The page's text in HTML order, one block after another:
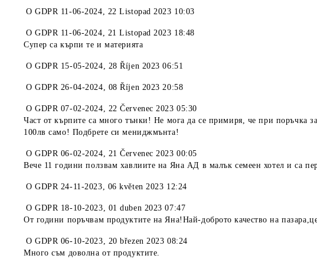
OGDPR 11-06-2024, 22 Listopad 2023 10:03
OGDPR 11-06-2024, 21 Listopad 2023 18:48
Супер са кърпи те и материята
OGDPR 15-05-2024, 28 Říjen 2023 06:51
OGDPR 26-04-2024, 08 Říjen 2023 20:58
OGDPR 07-02-2024, 22 Červenec 2023 05:30
Част от кърпите са много тънки! Не мога да се примиря, че при поръчка
100лв само! Подбрете си мениджмънта!
OGDPR 06-02-2024, 21 Červenec 2023 00:05
Вече 11 години ползвам хавлиите на Яна АД в малък семеен хотел и са
OGDPR 24-11-2023, 06 květen 2023 12:24
OGDPR 18-10-2023, 01 duben 2023 07:47
От години поръчвам продуктите на Яна!Най-доброто качество на
OGDPR 06-10-2023, 20 březen 2023 08:24
Много съм доволна от продуктите.